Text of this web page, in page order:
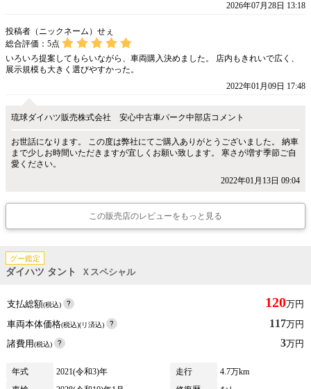
2026年07月28日 13:18
投稿者（ニックネーム）せぇ
総合評価： 5点
いろいろ提案してもらいながら、車両購入決めました。 店内もきれいで広く、
展示規模も大きく選びやすかった。
2022年01月09日 17:48
琉球ダイハツ販売株式会社 安心中古車パーク中部店コメント
お世話になります。 この度は弊社にてご購入ありがとうございました。 納車
まで少しお時間いただきますが宜しくお願い致します。 寒さが増す季節ご自
愛ください。
2022年01月13日 09:04
この販売店のレビューをもっと見る
グー鑑定
ダイハツ タント Ｘスペシャル
支払総額(税込) 120万円
車両本体価格(税込)(リ済込) 117万円
諸費用(税込) 3万円
年式 2021(令和3)年 走行
4.7万km